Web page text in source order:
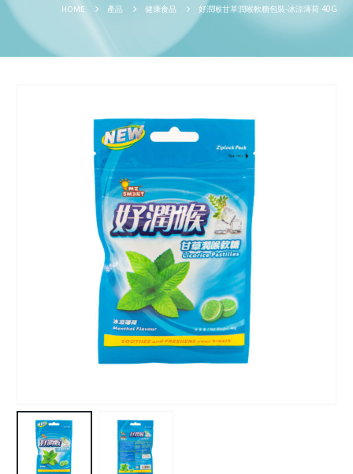
HOME 產品 健康食品 好潤喉甘草潤喉軟糖包裝-冰涼薄荷 40G